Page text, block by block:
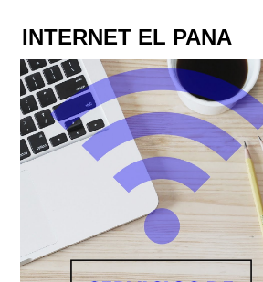
INTERNET EL PANA